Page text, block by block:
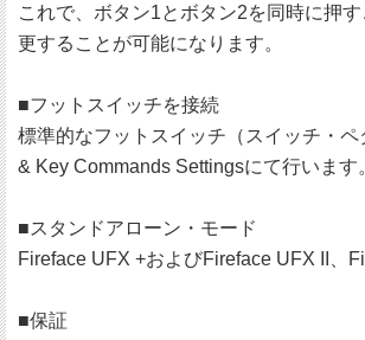
これで、ボタン1とボタン2を同時に押
更することが可能になります。
■フットスイッチを接続
標準的なフットスイッチ（スイッチ・
& Key Commands Settingsにて行います
■スタンドアローン・モード
Fireface UFX +およびFireface UFX II、
■保証